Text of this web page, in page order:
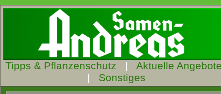
Tipps & Pflanzenschutz | Aktuelle
| Sonstiges